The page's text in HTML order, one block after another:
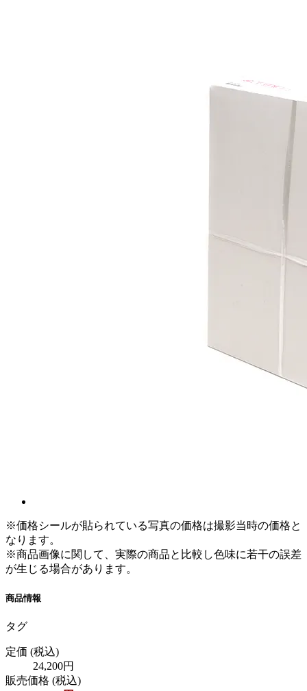
※価格シールが貼られている写真の価格は撮影当時の価格と
なります。
※商品画像に関して、実際の商品と比較し色味に若干の誤差
が生じる場合があります。
商品情報
タグ
定価 (税込)
24,200円
販売価格 (税込)